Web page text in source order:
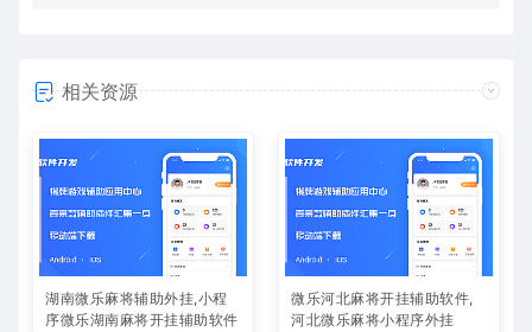
相关资源
湖南微乐麻将辅助外挂,小程
序微乐湖南麻将开挂辅助软件
微乐河北麻将开挂辅助软件,
河北微乐麻将小程序外挂